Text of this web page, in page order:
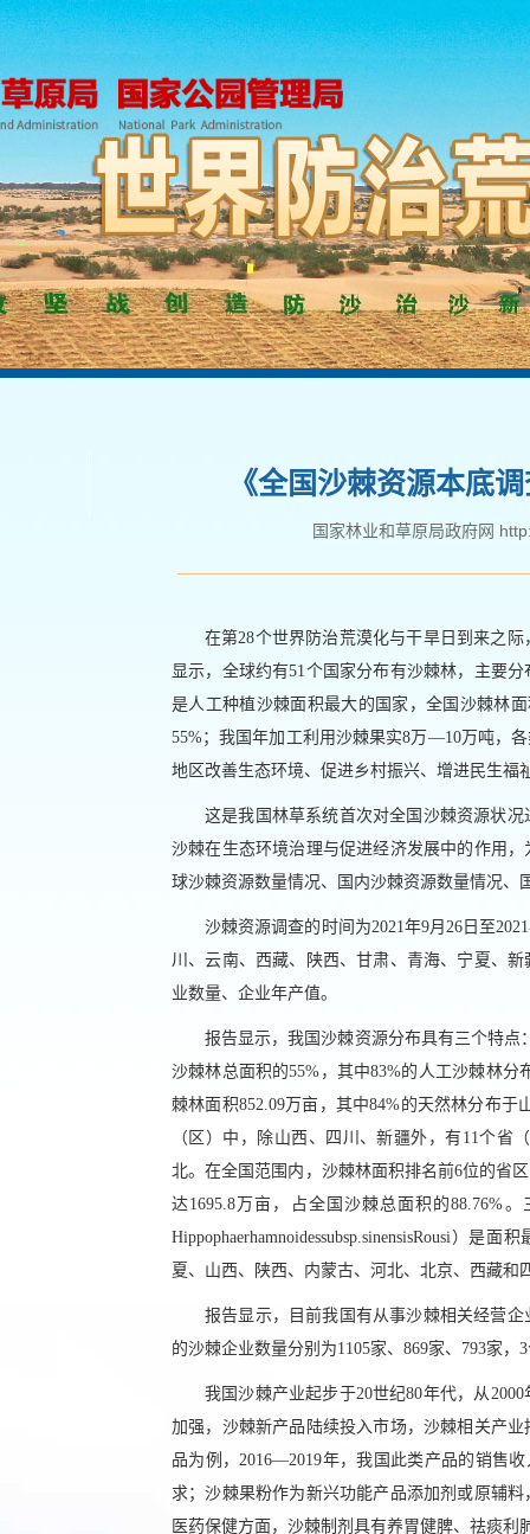
《全国沙棘资源本底
国家林业和草原局政府网
在第28个世界防治荒漠化与干旱日到来之
显示，全球约有51个国家分布有沙棘林，主要
是人工种植沙棘面积最大的国家，全国沙棘林
55%；我国年加工利用沙棘果实8万—10万吨，
地区改善生态环境、促进乡村振兴、增进民生福
这是我国林草系统首次对全国沙棘资源状
沙棘在生态环境治理与促进经济发展中的作用
球沙棘资源数量情况、国内沙棘资源数量情况
沙棘资源调查的时间为2021年9月26日至
川、云南、西藏、陕西、甘肃、青海、宁夏、
业数量、企业年产值。
报告显示，我国沙棘资源分布具有三个特点
沙棘林总面积的55%，其中83%的人工沙棘林
棘林面积852.09万亩，其中84%的天然林分布
（区）中，除山西、四川、新疆外，有11个
北。在全国范围内，沙棘林面积排名前6位的省
达1695.8万亩，占全国沙棘总面积的88.76%
Hippophaerhamnoidessubsp.sinensisRousi）
夏、山西、陕西、内蒙古、河北、北京、西藏和
报告显示，目前我国有从事沙棘相关经营
的沙棘企业数量分别为1105家、869家、793家
我国沙棘产业起步于20世纪80年代，从
加强，沙棘新产品陆续投入市场，沙棘相关产
品为例，2016—2019年，我国此类产品的销售
求；沙棘果粉作为新兴功能产品添加剂或原辅
医药保健方面，沙棘制剂具有养胃健脾、祛痰